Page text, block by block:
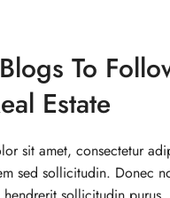
To
Estate
sit amet, consectetur
sed sollicitudin. Donec